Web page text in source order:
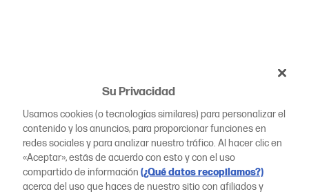
Su Privacidad
Usamos cookies (o tecnologías similares) para personalizar el
contenido y los anuncios, para proporcionar funciones en
redes sociales y para analizar nuestro tráfico. Al hacer clic en
«Aceptar», estás de acuerdo con esto y con el uso
compartido de información(¿Qué datos recopilamos?)
acerca del uso que haces de nuestro sitio con afiliados y